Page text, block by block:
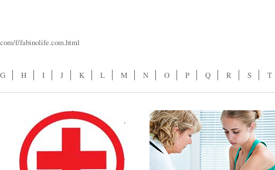
f/fabinolife.com.html
G H I J K L M N O P Q R S T